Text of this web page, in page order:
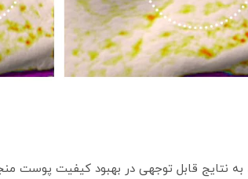
به نتایج قابل توجهی در بهبود کیفیت پوست